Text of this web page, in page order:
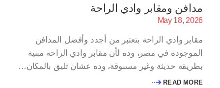
مدافن ومقابر وادي الراحة
May 18, 2026
مقابر وادي الراحة بتعتبر من أجدد وأفضل المدافن
الموجودة في مصر، وده لأن مقابر وادي الراحة مبنية
بطريقة حديثة وغير مسبوقة، وده عشان تليق بالمكان…
READ MORE